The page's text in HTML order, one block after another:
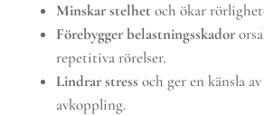
Minskar stelhet och ökar
Förebygger belastningsskador
repetitiva rörelser.
Lindrar stress och ger en känsla
avkoppling.